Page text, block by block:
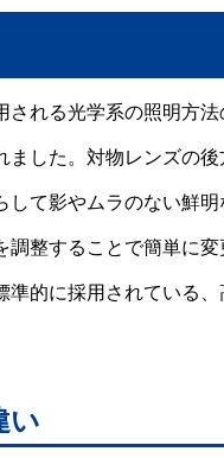
れる光学系の照明方
ました。対物レンズの
して影やムラのない鮮
調整することで簡単に
的に採用されている
い